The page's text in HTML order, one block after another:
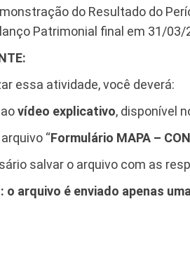
do Resultado do
Patrimonial final em 31/03/
essa atividade, você deverá:
vídeo explicativo, disponível
“Formulário MAPA –
salvar o arquivo com as
o arquivo é enviado apenas